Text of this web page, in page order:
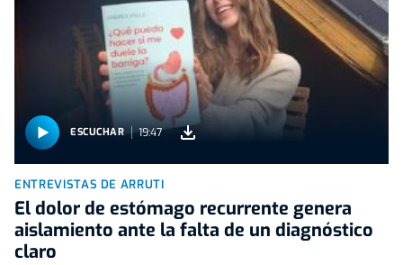
ESCUCHAR 19:47
ENTREVISTAS DE ARRUTI
El dolor de estómago recurrente genera
aislamiento ante la falta de un diagnóstico
claro